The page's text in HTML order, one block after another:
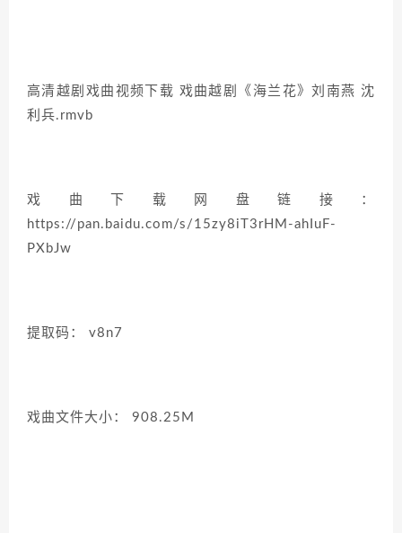
高清越剧戏曲视频下载 戏曲越剧《海兰花》刘南燕 沈
利兵.rmvb
戏曲下载网盘链接：
https://pan.baidu.com/s/15zy8iT3rHM-ahIuF-
PXbJw
提取码： v8n7
戏曲文件大小： 908.25M